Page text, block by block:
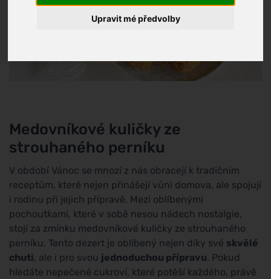
Upravit mé předvolby
Medovníkové kuličky ze
strouhaného perníku
V období Vánoc se mnozí z nás obracejí k tradičním
receptům, které nejen přinášejí vůni domova, ale spojují
i rodinu při jejich přípravě. Mezi oblíbenými
pochoutkami, které v sobě nesou nádech nostalgie,
stojí za zmínku medovníkové kuličky ze strouhaného
perníku. Tento dezert je oblíbený nejen díky své skvělé
chuti, ale i pro svou jednoduchou přípravu. Pokud
hledáte nepečené cukroví, které potěší každého, právě